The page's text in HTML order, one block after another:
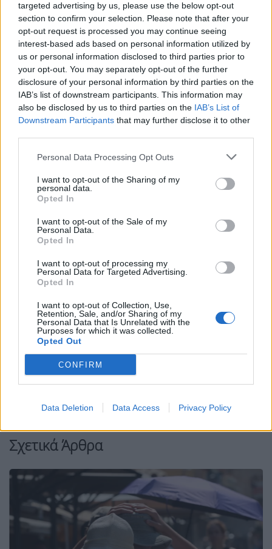
targeted advertising by us, please use the below opt-out
section to confirm your selection. Please note that after your
opt-out request is processed you may continue seeing
interest-based ads based on personal information utilized by
us or personal information disclosed to third parties prior to
your opt-out. You may separately opt-out of the further
disclosure of your personal information by third parties on the
IAB’s list of downstream participants. This information may
also be disclosed by us to third parties on the IAB’s List of
Downstream Participants that may further disclose it to other
Personal Data Processing Opt Outs
I want to opt-out of the Sharing of my
personal data.
Opted In
I want to opt-out of the Sale of my
Personal Data.
Opted In
I want to opt-out of processing my
Personal Data for Targeted Advertising.
Opted In
I want to opt-out of Collection, Use,
Retention, Sale, and/or Sharing of my
Personal Data that Is Unrelated with the
Purposes for which it was collected.
Opted Out
CONFIRM
Data Deletion Data Access Privacy Policy
Μεσόγειο.
Σημαντικό ρόλο στην κίνηση αυτή των αεριών
μαζών παίζει ο αεροχείμαρρος, ένα ισχυρό ρεύμα
αέρα σε μεγάλα ύψη μέσα στην τροπόσφαιρα, σε
ύψος εννέα έως δέκα χιλιομέτρων από το έδαφος.
Μεταξύ 15-18 Μαΐου ο αεροχείμαρρος αυτός
εντοπίστηκε πάνω από τα βόρεια σύνορα της
πλάτος για την εποχή.
Η δίοδος των πολύ θερμών αερίων μαζών από
στρώματα περιοχών της Νότιας Αλγερίας και
Νότιας Λιβύης, οι οποίες κινήθηκαν βόρεια,
επηρέασαν τα χαμηλότερα στρώματα της
ατμόσφαιρας πάνω από την Ελλάδα και την
της ατμόσφαιρας οδήγησε σε καύσωνα διαρκείας.
Facebook
Email Copy Link
αιτια καυσωνας μαιος
Σχετικά Άρθρα